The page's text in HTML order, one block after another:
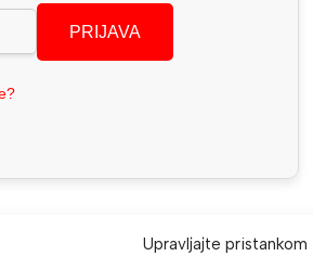
Upravljajte pristankom
PRIJAVA
NAČINI PLAĆANJA